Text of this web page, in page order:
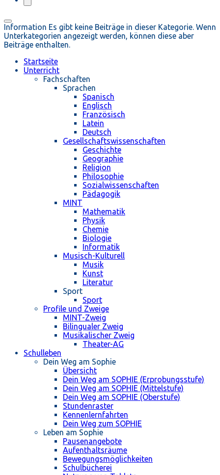
Information Es gibt keine Beiträge in dieser Kategorie. Wenn
Unterkategorien angezeigt werden, können diese aber
Beiträge enthalten.
Startseite
Unterricht
Fachschaften
Sprachen
Spanisch
Englisch
Französisch
Latein
Deutsch
Gesellschaftswissenschaften
Geschichte
Geographie
Religion
Philosophie
Sozialwissenschaften
Pädagogik
MINT
Mathematik
Physik
Chemie
Biologie
Informatik
Musisch-Kulturell
Musik
Kunst
Literatur
Sport
Sport
Profile und Zweige
MINT-Zweig
Bilingualer Zweig
Musikalischer Zweig
Theater-AG
Schulleben
Dein Weg am Sophie
Übersicht
Dein Weg am SOPHIE (Erprobungsstufe)
Dein Weg am SOPHIE (Mittelstufe)
Dein Weg am SOPHIE (Oberstufe)
Stundenraster
Kennenlernfahrten
Dein Weg zum SOPHIE
Leben am Sophie
Pausenangebote
Aufenthaltsräume
Bewegungsmöglichkeiten
Schulbücherei